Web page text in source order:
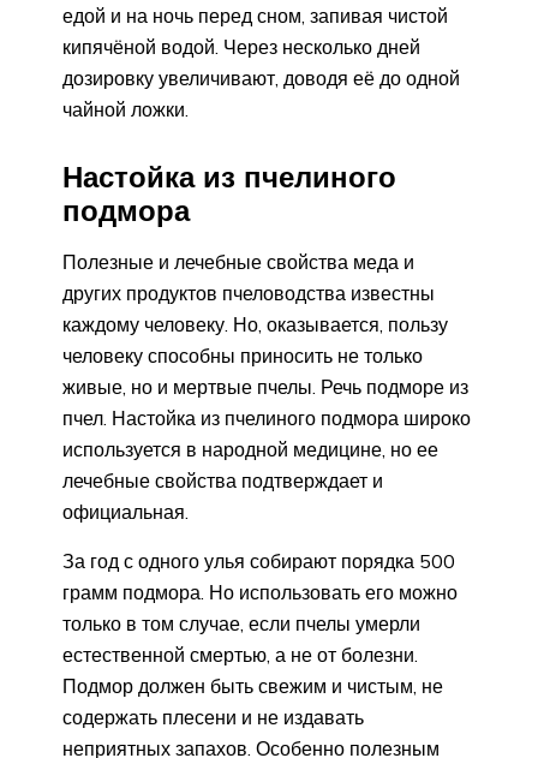
едой и на ночь перед сном, запивая чистой
кипячёной водой. Через несколько дней
дозировку увеличивают, доводя её до одной
чайной ложки.
Настойка из пчелиного
подмора
Полезные и лечебные свойства меда и
других продуктов пчеловодства известны
каждому человеку. Но, оказывается, пользу
человеку способны приносить не только
живые, но и мертвые пчелы. Речь подморе из
пчел. Настойка из пчелиного подмора широко
используется в народной медицине, но ее
лечебные свойства подтверждает и
официальная.
За год с одного улья собирают порядка 500
грамм подмора. Но использовать его можно
только в том случае, если пчелы умерли
естественной смертью, а не от болезни.
Подмор должен быть свежим и чистым, не
содержать плесени и не издавать
неприятных запахов. Особенно полезным